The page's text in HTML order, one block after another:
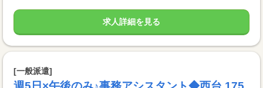
求人詳細を見る
[一般派遣]